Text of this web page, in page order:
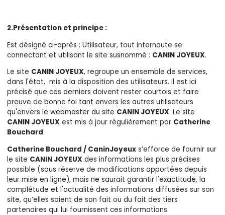
2.Présentation et principe :
Est désigné ci-après : Utilisateur, tout internaute se
connectant et utilisant le site susnommé : CANIN JOYEUX.
Le site CANIN JOYEUX, regroupe un ensemble de services,
dans l'état, mis à la disposition des utilisateurs. Il est ici
précisé que ces derniers doivent rester courtois et faire
preuve de bonne foi tant envers les autres utilisateurs
qu'envers le webmaster du site CANIN JOYEUX. Le site
CANIN JOYEUX est mis à jour régulièrement par Catherine
Bouchard.
Catherine Bouchard / CaninJoyeuxs’efforce de fournir sur
le site CANIN JOYEUX des informations les plus précises
possible (sous réserve de modifications apportées depuis
leur mise en ligne), mais ne saurait garantir l'exactitude, la
complétude et l'actualité des informations diffusées sur son
site, qu’elles soient de son fait ou du fait des tiers
partenaires qui lui fournissent ces informations.